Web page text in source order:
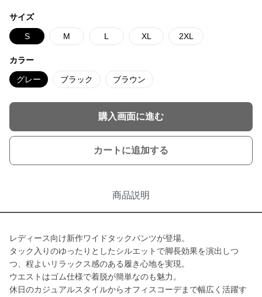
サイズ
S M L XL 2XL
カラー
グレー ブラック ブラウン
購入画面に進む
カートに追加する
商品説明
レディース向け新作ワイドタックパンツが登場。
タック入りのゆったりとしたシルエットで脚長効果を演出しつ
つ、程よいリラックス感のある履き心地を実現。
ウエストはゴム仕様で着脱が簡単なのも魅力。
休日のカジュアルスタイルからオフィスコーデまで幅広く活躍す